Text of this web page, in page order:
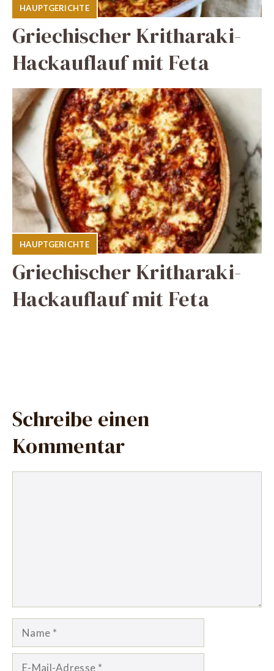
HAUPTGERICHTE
Griechischer Kritharaki-
Hackauflauf mit Feta
HAUPTGERICHTE
Griechischer Kritharaki-
Hackauflauf mit Feta
Schreibe einen
Kommentar
Name